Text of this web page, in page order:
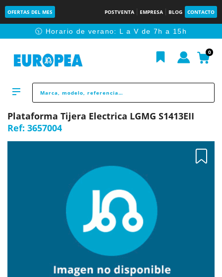
OFERTAS DEL MES POSTVENTA EMPRESA BLOG CONTACTO
🕥 Horario de verano: L a V de 7h a 15h
0
Plataforma Tijera Electrica LGMG S1413EII
Ref: 3657004